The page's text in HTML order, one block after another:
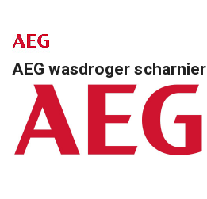
AEG wasdroger scharnier